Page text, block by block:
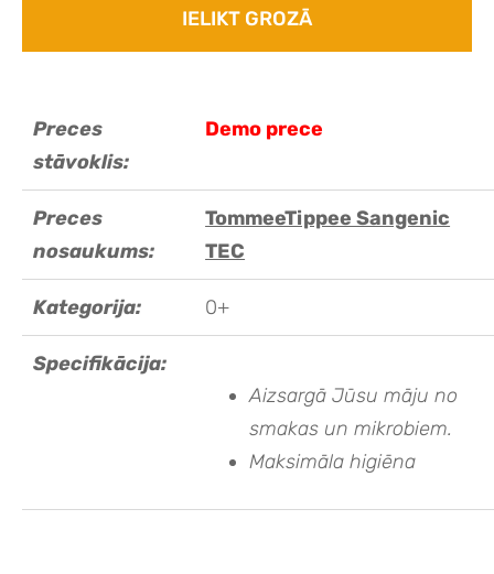
IELIKT GROZĀ
Preces
stāvoklis:
Demo prece
Preces
nosaukums:
TommeeTippee Sangenic
TEC
Kategorija: 0+
Specifikācija:
Aizsargā Jūsu māju no
smakas un mikrobiem.
Maksimāla higiēna